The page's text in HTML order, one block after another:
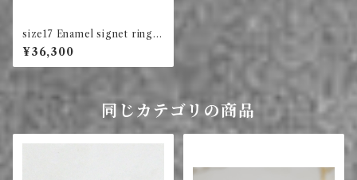
size17 Enamel signet ring s
quare (black & white)
¥36,300
同じカテゴリの商品